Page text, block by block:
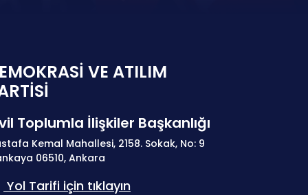
VE ATILIM
Toplumla İlişkiler Başkanlığı
Kemal Mahallesi, 2158. Sokak, No: 9
06510, Ankara
Yol Tarifi için tıklayın